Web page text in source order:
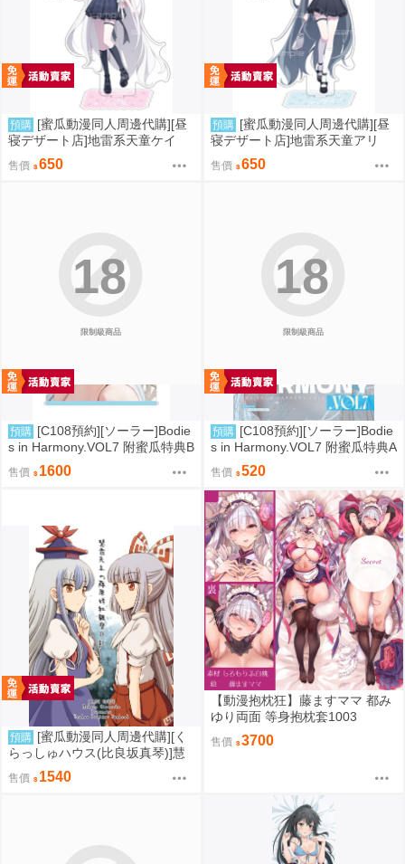
預購 [蜜瓜動漫同人周邊代購][昼
寝デザート店]地雷系天童ケイ
アクリルスタンド(蔚藍檔案)(同
人周邊)
售價 650
預購 [蜜瓜動漫同人周邊代購][昼
寝デザート店]地雷系天童アリ
ス アクリルスタンド(蔚藍檔案)
(同人周邊)
售價 650
限制級商品
18
預購 [C108預約][ソーラー]Bodie
s in Harmony.VOL7 附蜜瓜特典B
2掛軸 蔚藍檔案 同人誌id=37260
73
售價 1600
限制級商品
18
預購 [C108預約][ソーラー]Bodie
s in Harmony.VOL7 附蜜瓜特典A
4資料夾 蔚藍檔案 同人誌id=377
2194
售價 520
預購 [蜜瓜動漫同人周邊代購][く
らっしゅハウス(比良坂真琴)]慧
音先生の藤原妹紅観察日記【B2
Wスエードタペストリー】(B2掛
售價 1540
【動漫抱枕狂】藤ますママ 都み
ゆり両面 等身抱枕套1003
售價 3700